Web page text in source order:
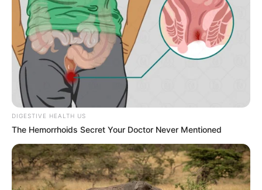
DIGESTIVE HEALTH US
The Hemorrhoids Secret Your Doctor Never Mentioned